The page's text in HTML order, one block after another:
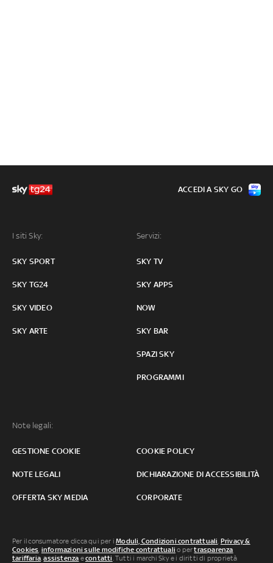
I siti Sky:
SKY SPORT
SKY TG24
SKY VIDEO
SKY ARTE
Servizi:
SKY TV
SKY APPS
NOW
SKY BAR
SPAZI SKY
PROGRAMMI
Note legali:
GESTIONE COOKIE COOKIE POLICY
NOTE LEGALI DICHIARAZIONE DI ACCESSIBILITÀ
OFFERTA SKY MEDIA CORPORATE
ACCEDI A SKY GO
Per il consumatore clicca qui per iModuli, Condizioni contrattuali, Privacy &
Cookies, informazioni sulle modifiche contrattuali o pertrasparenza
tariffaria,assistenza econtatti. Tutti i marchi Sky e i diritti di proprietà